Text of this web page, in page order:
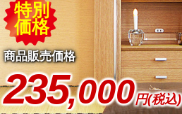
特別
価格
商品販売価格
235,000円(税込)